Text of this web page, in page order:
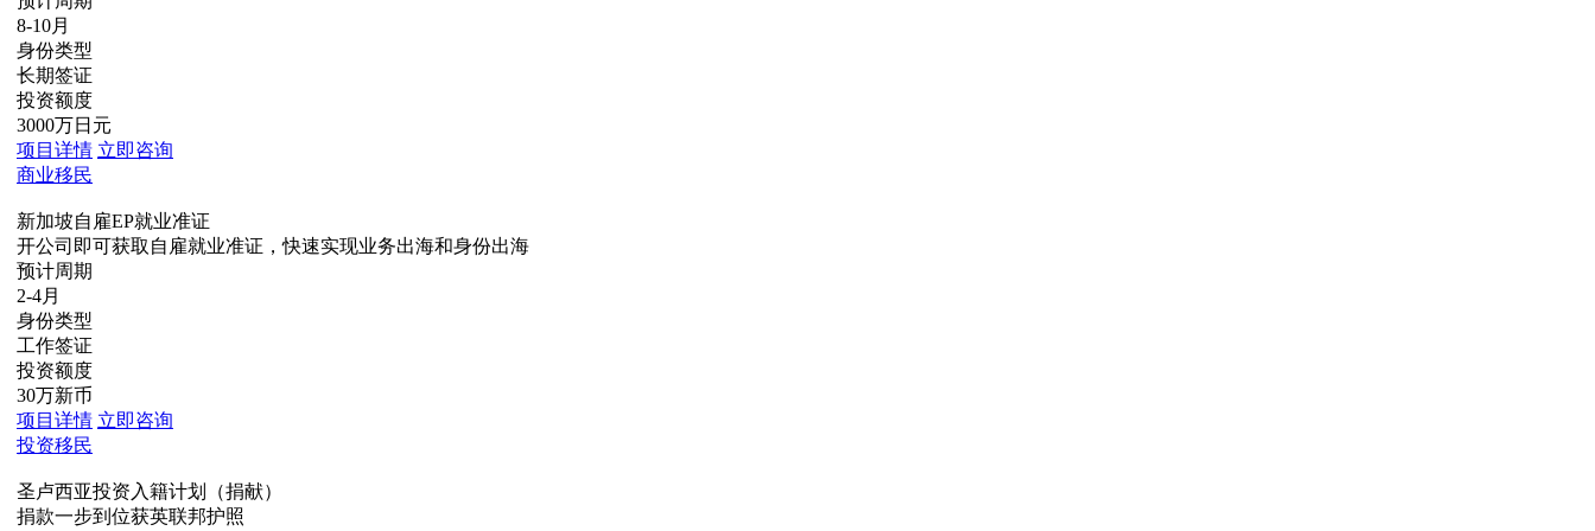
8-10月
身份类型
长期签证
投资额度
3000万日元
项目详情 立即咨询
商业移民
新加坡自雇EP就业准证
开公司即可获取自雇就业准证，快速实现业务出海和身份出海
预计周期
2-4月
身份类型
工作签证
投资额度
30万新币
项目详情 立即咨询
投资移民
圣卢西亚投资入籍计划（捐献）
捐款一步到位获英联邦护照